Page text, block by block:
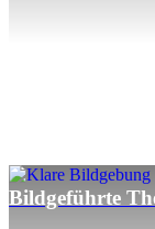
Bildgeführte